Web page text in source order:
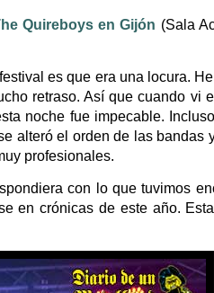
Quireboys en Gijón (Sala
es que era una locura.
retraso. Así que cuando vi
noche fue impecable.
alteró el orden de las bandas
profesionales.
con lo que tuvimos
en crónicas de este año.